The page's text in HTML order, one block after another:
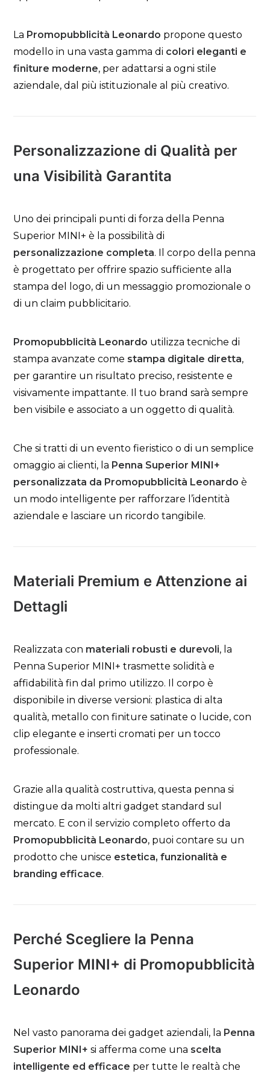
La Promopubblicità Leonardo propone questo
modello in una vasta gamma di colori eleganti e
finiture moderne, per adattarsi a ogni stile
aziendale, dal più istituzionale al più creativo.
Personalizzazione di Qualità per
una Visibilità Garantita
Uno dei principali punti di forza della Penna
Superior MINI+ è la possibilità di
personalizzazione completa. Il corpo della penna
è progettato per offrire spazio sufficiente alla
stampa del logo, di un messaggio promozionale o
di un claim pubblicitario.
Promopubblicità Leonardo utilizza tecniche di
stampa avanzate come stampa digitale diretta,
per garantire un risultato preciso, resistente e
visivamente impattante. Il tuo brand sarà sempre
ben visibile e associato a un oggetto di qualità.
Che si tratti di un evento fieristico o di un semplice
omaggio ai clienti, la Penna Superior MINI+
personalizzata da Promopubblicità Leonardo è
un modo intelligente per rafforzare l’identità
aziendale e lasciare un ricordo tangibile.
Materiali Premium e Attenzione ai
Dettagli
Realizzata con materiali robusti e durevoli, la
Penna Superior MINI+ trasmette solidità e
affidabilità fin dal primo utilizzo. Il corpo è
disponibile in diverse versioni: plastica di alta
qualità, metallo con finiture satinate o lucide, con
clip elegante e inserti cromati per un tocco
professionale.
Grazie alla qualità costruttiva, questa penna si
distingue da molti altri gadget standard sul
mercato. E con il servizio completo offerto da
Promopubblicità Leonardo, puoi contare su un
prodotto che unisce estetica, funzionalità e
branding efficace.
Perché Scegliere la Penna
Superior MINI+ di Promopubblicità
Leonardo
Nel vasto panorama dei gadget aziendali, la Penna
Superior MINI+ si afferma come una scelta
intelligente ed efficace per tutte le realtà che